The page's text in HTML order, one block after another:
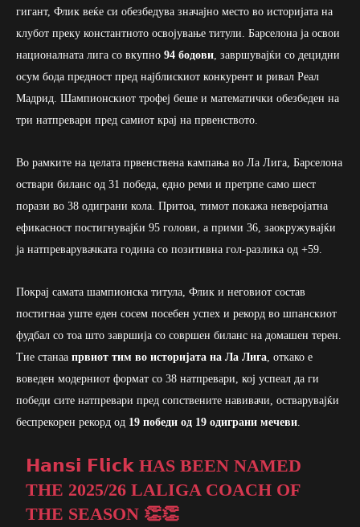
гигант, Флик веќе си обезбедува значајно место во историјата на
клубот преку константното освојување титули. Барселона ја освои
националната лига со вкупно 94 бодови, завршувајќи со децидни
осум бода предност пред најблискиот конкурент и ривал Реал
Мадрид. Шампионскиот трофеј беше и математички обезбеден на
три натпревари пред самиот крај на првенството.
Во рамките на целата првенствена кампања во Ла Лига, Барселона
оствари биланс од 31 победа, едно реми и претрпе само шест
порази во 38 одиграни кола. Притоа, тимот покажа неверојатна
ефикасност постигнувајќи 95 голови, а прими 36, заокружувајќи
ја натпреварувачката година со позитивна гол-разлика од +59.
Покрај самата шампионска титула, Флик и неговиот состав
постигнаа уште еден сосем посебен успех и рекорд во шпанскиот
фудбал со тоа што завршија со совршен биланс на домашен терен.
Тие станаа првиот тим во историјата на Ла Лига, откако е
воведен модерниот формат со 38 натпревари, кој успеал да ги
победи сите натпревари пред сопствените навивачи, остварувајќи
беспрекорен рекорд од 19 победи од 19 одиграни мечеви.
𝗛𝗮𝗻𝘀𝗶 𝗙𝗹𝗶𝗰𝗸 HAS BEEN NAMED
THE 2025/26 LALIGA COACH OF
THE SEASON 👏👏